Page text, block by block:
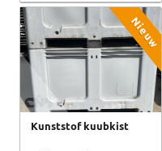
Nieuw
Kunststof kuubkist